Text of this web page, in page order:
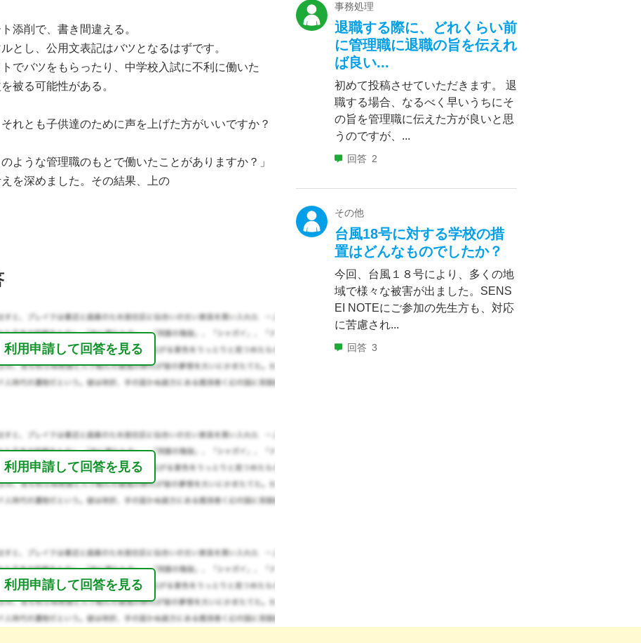
削で、書き間違える。
し、公用文表記はバツとなるはずです。
バツをもらったり、中学校入試に不利に働いた
る可能性がある。
とも子供達のために声を上げた方がいいですか？
ような管理職のもとで働いたことがありますか？」
を深めました。その結果、上の
利用申請して回答を見る
利用申請して回答を見る
利用申請して回答を見る
事務処理
退職する際に、どれくらい前
に管理職に退職の旨を伝えれ
ば良い...
初めて投稿させていただきます。 退
職する場合、なるべく早いうちにそ
の旨を管理職に伝えた方が良いと思
うのですが、...
回答 2
その他
台風18号に対する学校の措
置はどんなものでしたか？
今回、台風１８号により、多くの地
域で様々な被害が出ました。SENS
EI NOTEにご参加の先生方も、対応
に苦慮され...
回答 3